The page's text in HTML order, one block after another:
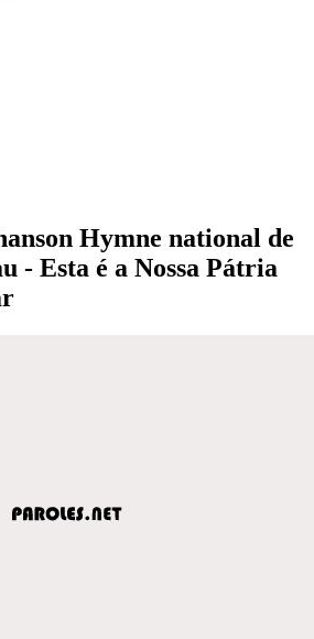
Hymne national de
- Esta é a Nossa Pátria